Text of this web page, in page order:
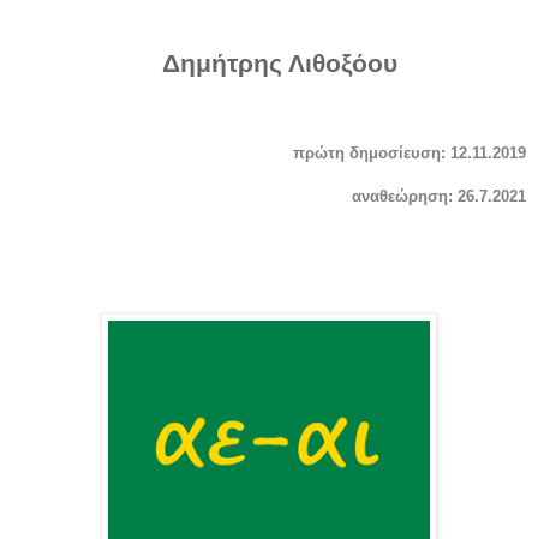
Δημήτρης Λιθοξόου
πρώτη δημοσίευση: 12.11.2019
αναθεώρηση: 26.7.2021